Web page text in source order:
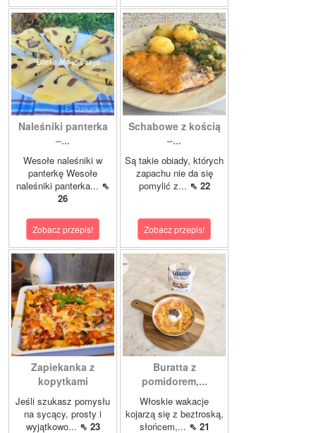
Naleśniki panterka
–...
Wesołe naleśniki w
panterkę Wesołe
naleśniki panterka... ⇖
26
Zobacz przepis!
Schabowe z kością
–...
Są takie obiady, których
zapachu nie da się
pomylić z... ⇖ 22
Zobacz przepis!
Zapiekanka z
kopytkami
Jeśli szukasz pomysłu
na sycący, prosty i
wyjątkowo... ⇖ 23
Buratta z
pomidorem,...
Włoskie wakacje
kojarzą się z beztroską,
słońcem,... ⇖ 21